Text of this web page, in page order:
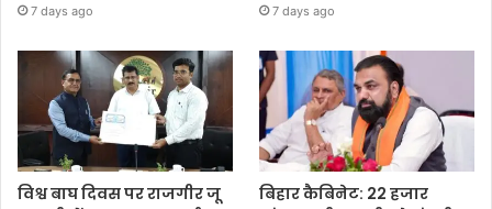
7 days ago 7 days ago
विश्व बाघ दिवस पर राजगीर जू
बिहार कैबिनेट: 22 हजार